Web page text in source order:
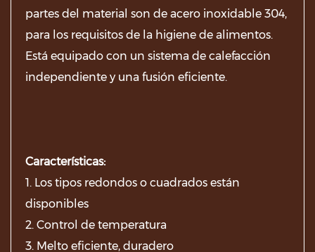
partes del material son de acero inoxidable 304,
para los requisitos de la higiene de alimentos.
Está equipado con un sistema de calefacción
independiente y una fusión eficiente.
Características:
1. Los tipos redondos o cuadrados están
disponibles
2. Control de temperatura
3. Melto eficiente, duradero